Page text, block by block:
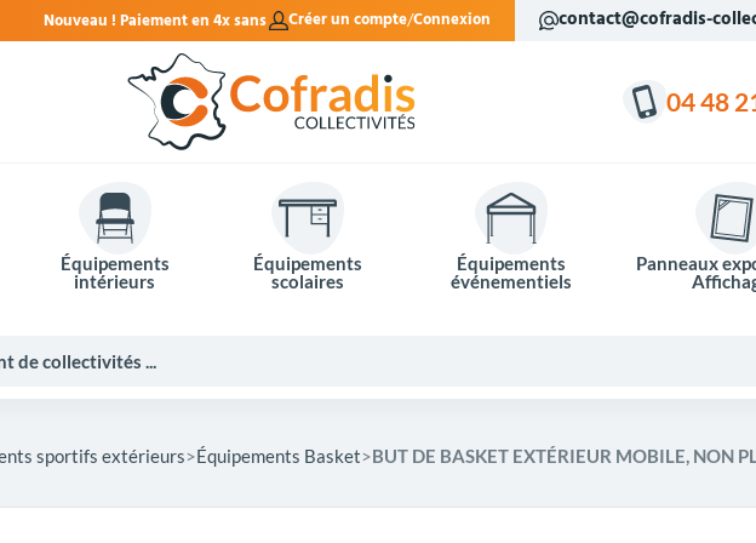
4x sans frais. Créer un compte Connexion contact@cofradis-
04 48
Équipements
intérieurs
Équipements
scolaires
Équipements
événementiels
Panneaux
sportifs extérieurs Équipements Basket BUT DE BASKET EXTÉRIEUR MOBILE, NON